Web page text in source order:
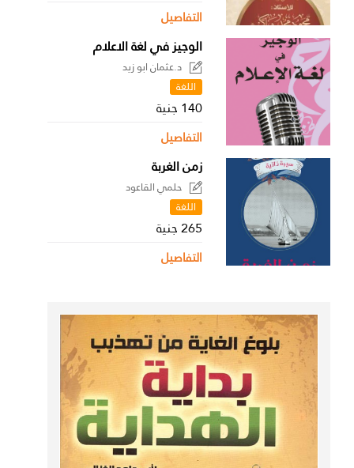
التفاصيل
الوجيز في لغة الاعلام
د.عثمان ابو زيد
اللغة
140 جنية
التفاصيل
زمن الغربة
حلمي القاعود
اللغة
265 جنية
التفاصيل